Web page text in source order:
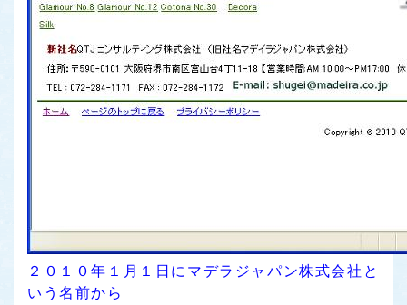
２０１０年１月１日にマデラジャパン株式会社と
いう名前から